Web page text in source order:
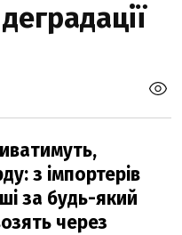
з імпортерів
за будь-який
через